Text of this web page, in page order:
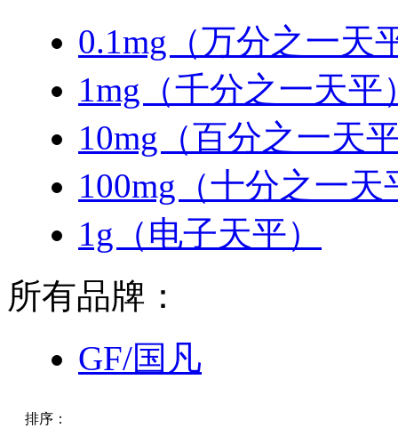
0.1mg（万分之一天
1mg（千分之一天平
10mg（百分之一天
100mg（十分之一天
1g（电子天平）
所有品牌：
GF/国凡
排序：